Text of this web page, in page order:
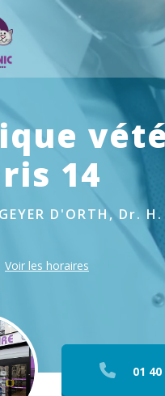
14
D'ORTH, Dr. H.
Voir les horaires
01